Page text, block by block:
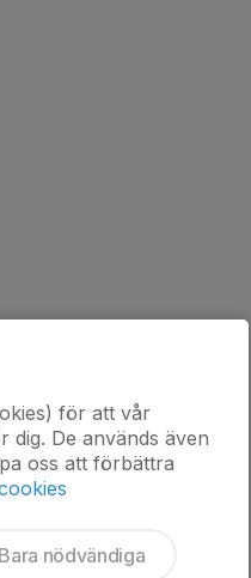
för att vår
De används även
oss att förbättra
Bara nödvändiga